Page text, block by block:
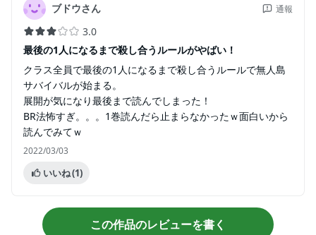
ブドウさん 通報
3.0
最後の1人になるまで殺し合うルールがやばい！
クラス全員で最後の1人になるまで殺し合うルールで無人島
サバイバルが始まる。
展開が気になり最後まで読んでしまった！
BR法怖すぎ。。。1巻読んだら止まらなかったｗ面白いから
読んでみてｗ
2022/03/03
いいね(1)
この作品のレビューを書く